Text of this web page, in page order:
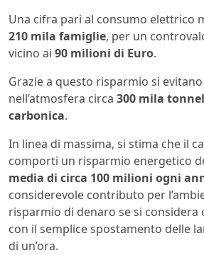
Una cifra pari al consumo elettrico
210 mila famiglie, per un
vicino ai 90 milioni di Euro.
Grazie a questo risparmio si
nell’atmosfera circa 300 mila
carbonica.
In linea di massima, si stima che il
comporti un risparmio energetico
media di circa 100 milioni ogni
considerevole contributo per
risparmio di denaro se si considera
con il semplice spostamento delle
di un’ora.